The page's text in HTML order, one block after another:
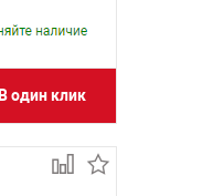
В один клик